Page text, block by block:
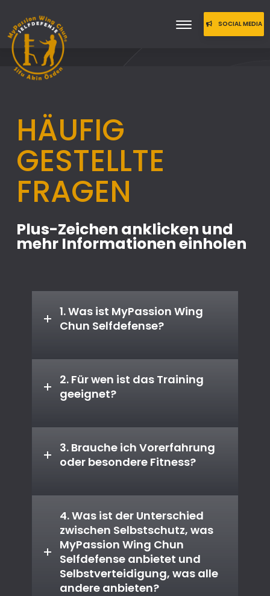
SOCIAL MEDIA
HÄUFIG
GESTELLTE
FRAGEN
Plus-Zeichen anklicken und
mehr Informationen einholen
1. Was ist MyPassion Wing
Chun Selfdefense?
2. Für wen ist das Training
geeignet?
3. Brauche ich Vorerfahrung
oder besondere Fitness?
4. Was ist der Unterschied
zwischen Selbstschutz, was
MyPassion Wing Chun
Selfdefense anbietet und
Selbstverteidigung, was alle
andere anbieten?